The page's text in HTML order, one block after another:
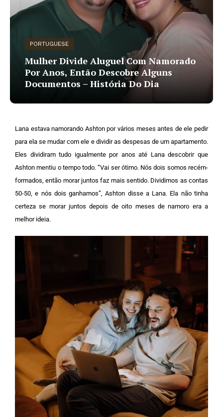
PORTUGUESE
Mulher Divide Aluguel Com Namorado
Por Anos, Então Descobre Alguns
Documentos – História Do Dia
Lana estava namorando Ashton por vários meses antes de ele pedir
para ela se mudar com ele e dividir as despesas de um apartamento.
Eles dividiram tudo igualmente por anos até Lana descobrir que
Ashton mentiu o tempo todo.“Vai ser ótimo. Nós dois somos recém-
formados, então morar juntos faz mais sentido. Dividimos as contas
50-50, e nós dois ganhamos”, Ashton disse a Lana. Ela não tinha
certeza se morar juntos depois de oito meses de namoro era a
melhor ideia.